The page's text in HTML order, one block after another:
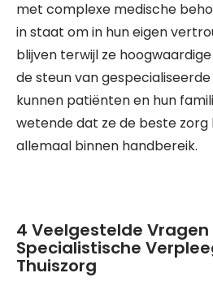
met complexe medische
in staat om in hun eigen
blijven terwijl ze
de steun van
kunnen patiënten en hun
wetende dat ze de beste zorg
allemaal binnen handbereik.
4 Veelgestelde Vragen
Specialistische
Thuiszorg